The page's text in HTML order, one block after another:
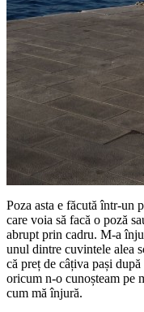
Poza asta e făcută într-un
care voia să facă o poză
abrupt prin cadru. M-a
unul dintre cuvintele alea
că preț de câțiva pași
oricum n-o cunoșteam pe
cum mă înjură.